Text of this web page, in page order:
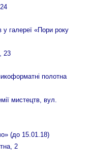
у галереї «Пори року
23
полотна
мистецтв, вул.
(до 15.01.18)
2